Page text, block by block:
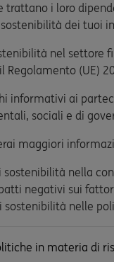
trattano i loro
dei tuoi
nel settore
il Regolamento
informativi ai
sociali e di
maggiori
nella
negativi sui fattori
sostenibilità nelle
in materia di